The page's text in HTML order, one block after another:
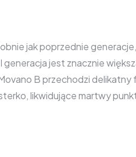
jak poprzednie
jest znacznie
B przechodzi
likwidujące martwy